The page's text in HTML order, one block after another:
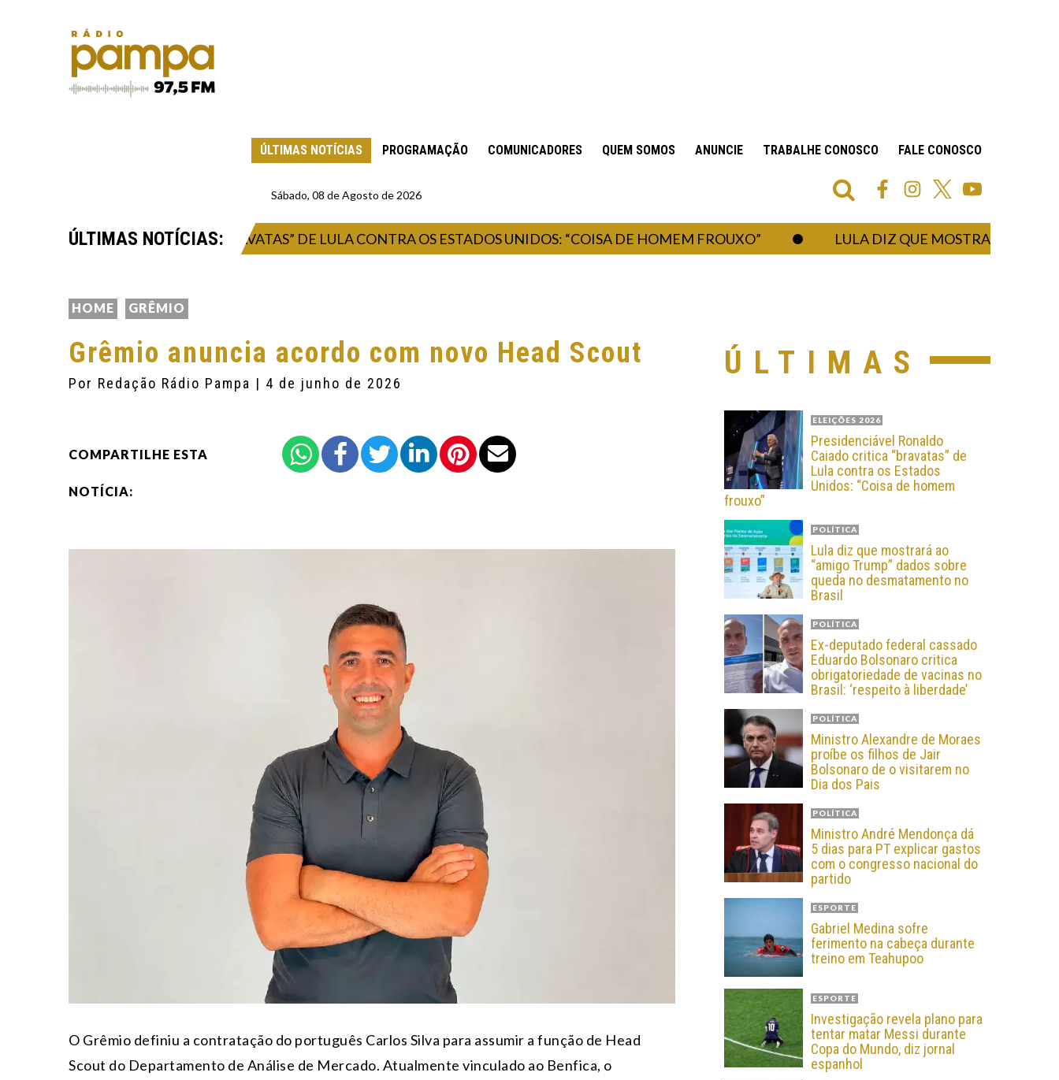
ÚLTIMAS NOTÍCIAS PROGRAMAÇÃO COMUNICADORES QUEM SOMOS ANUNCIE TRABALHE CONOSCO FALE CONOSCO
Sábado, 08 de Agosto de 2026
ÚLTIMAS NOTÍCIAS:
CAIADO CRITICA “BRAVATAS” DE LULA CONTRA OS ESTADOS UNIDOS: “COISA DE HOMEM FROUXO” LULA DIZ QUE MOSTRARÁ AO “AMIGO
HOME GRÊMIO
Grêmio anuncia acordo com novo Head Scout
Por Redação Rádio Pampa | 4 de junho de 2026
COMPARTILHE ESTA
NOTÍCIA:
O Grêmio definiu a contratação do português Carlos Silva para assumir a função de Head
Scout do Departamento de Análise de Mercado. Atualmente vinculado ao Benfica, o
ÚLTIMAS
ELEIÇÕES 2026
Presidenciável Ronaldo
Caiado critica “bravatas” de
Lula contra os Estados
Unidos: “Coisa de homem
frouxo”
POLÍTICA
Lula diz que mostrará ao
“amigo Trump” dados sobre
queda no desmatamento no
Brasil
POLÍTICA
Ex-deputado federal cassado
Eduardo Bolsonaro critica
obrigatoriedade de vacinas no
Brasil: ‘respeito à liberdade’
POLÍTICA
Ministro Alexandre de Moraes
proíbe os filhos de Jair
Bolsonaro de o visitarem no
Dia dos Pais
POLÍTICA
Ministro André Mendonça dá
5 dias para PT explicar gastos
com o congresso nacional do
partido
ESPORTE
Gabriel Medina sofre
ferimento na cabeça durante
treino em Teahupoo
ESPORTE
Investigação revela plano para
tentar matar Messi durante
Copa do Mundo, diz jornal
espanhol